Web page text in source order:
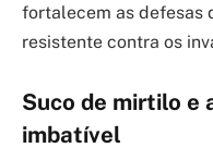
fortalecem as defesas
resistente contra os
Suco de mirtilo e
imbatível